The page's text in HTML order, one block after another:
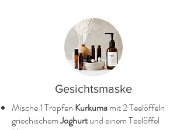
Gesichtsmaske
Mische 1 Tropfen Kurkumamit 2 Teelöffeln
griechischemJoghurtund einem Teelöffel